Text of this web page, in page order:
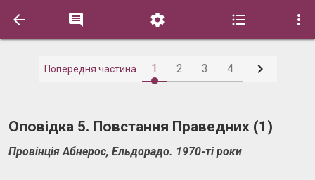
    
Попередня частина 1 2 3 4 
Оповідка 5. Повстання Праведних (1)
Провінція Абнерос, Ельдорадо. 1970-ті роки